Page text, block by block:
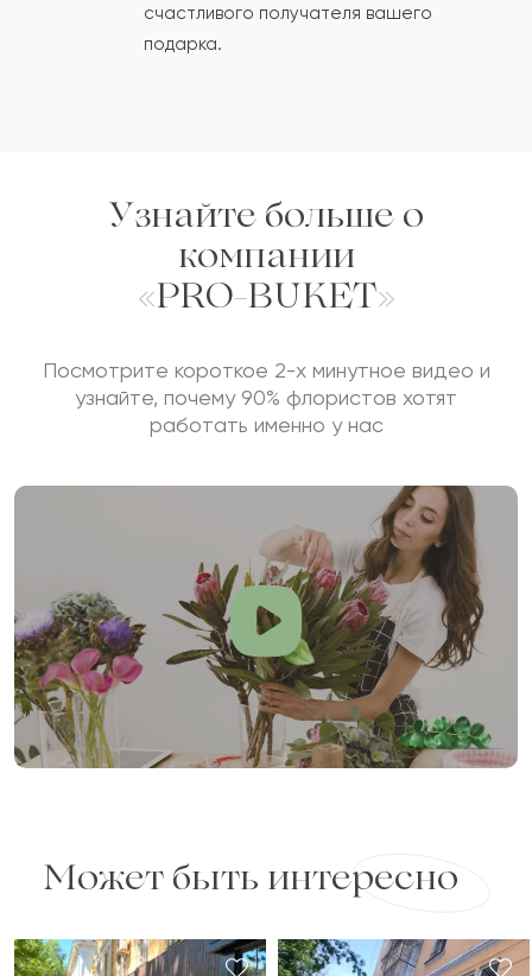
счастливого получателя вашего
подарка.
Узнайте больше о
компании
«PRO-BUKET»
Посмотрите короткое 2-х минутное видео и
узнайте, почему 90% флористов хотят
работать именно у нас
Может быть интересно